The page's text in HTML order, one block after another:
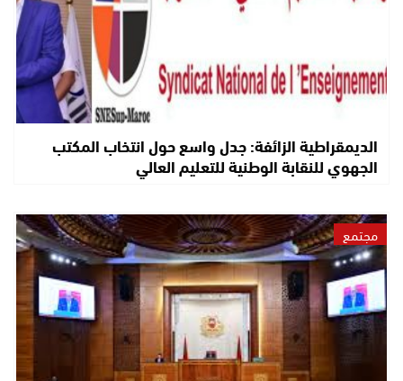
الديمقراطية الزائفة: جدل واسع حول انتخاب المكتب
الجهوي للنقابة الوطنية للتعليم العالي
مجتمع